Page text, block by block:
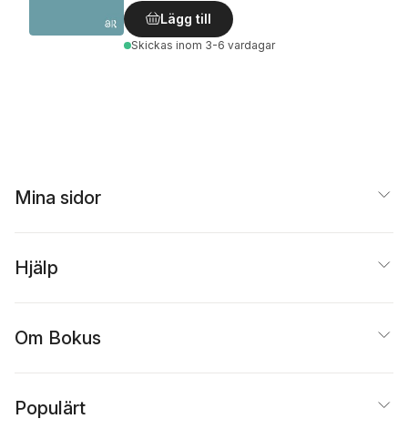
Lägg till
Skickas inom 3-6 vardagar
Mina sidor
Hjälp
Om Bokus
Populärt